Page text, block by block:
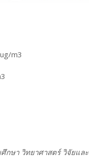
m3
กษา วิทยาศาสตร์ วิจัยและ